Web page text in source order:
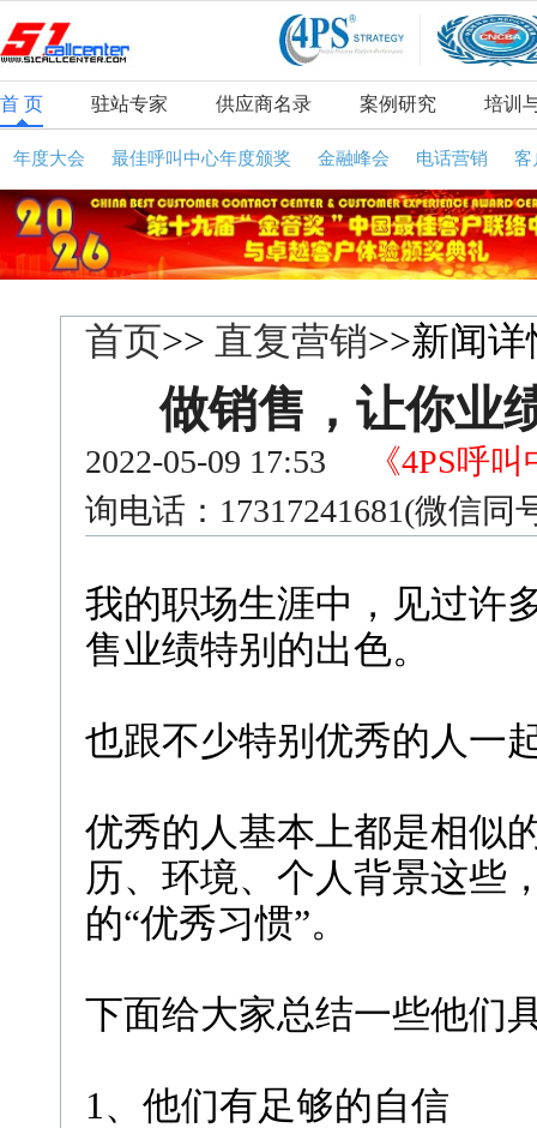
首 页 驻站专家 供应商名录 案例研究 培训
年度大会 最佳呼叫中心年度颁奖 金融峰会 电话营销 客
首页>> 直复营销>>新闻详
做销售，让你业
2022-05-09 17:53
《4PS呼
询电话：17317241681(微信
我的职场生涯中，见过许
售业绩特别的出色。
也跟不少特别优秀的人一
优秀的人基本上都是相似
历、环境、个人背景这些
的“优秀习惯”。
下面给大家总结一些他们
1、他们有足够的自信